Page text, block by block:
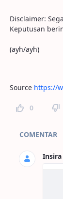
Disclaimer:
Keputusan
(ayh/ayh)
Source https://
0
COMENTAR